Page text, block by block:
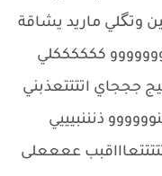
وتگلي ماريد يشاقة
ككككككلي
جججاي اتتتتعذبني
ذنننبيييي
ععععلى